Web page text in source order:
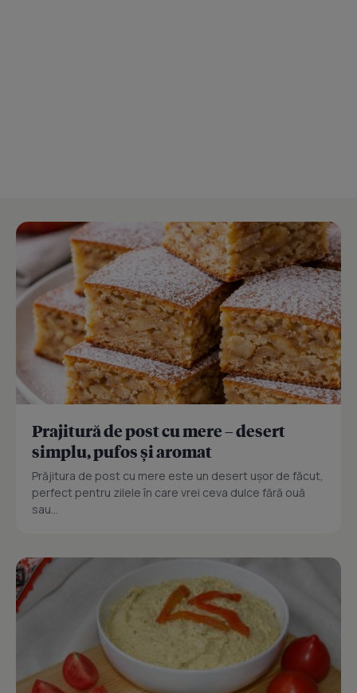
Prajitură de post cu mere – desert
simplu, pufos și aromat
Prăjitura de post cu mere este un desert ușor de făcut,
perfect pentru zilele în care vrei ceva dulce fără ouă
sau...